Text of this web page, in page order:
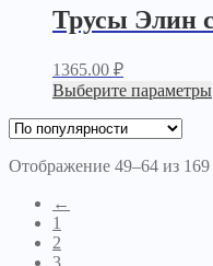
Трусы Элин
1365.00 ₽
Выберите параметры
Отображение 49–64 из 169
←
1
2
3